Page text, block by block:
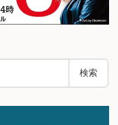
検索